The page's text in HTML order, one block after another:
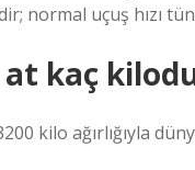
normal uçuş hızı
at kaç
kilo ağırlığıyla